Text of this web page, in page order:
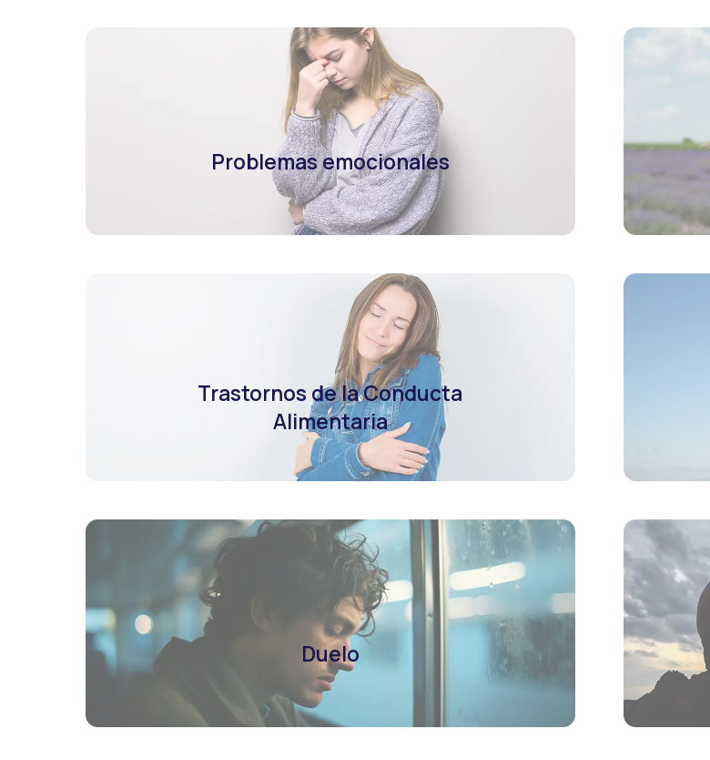
Problemas emocionales
Trastornos de la Conducta
Alimentaria
Duelo